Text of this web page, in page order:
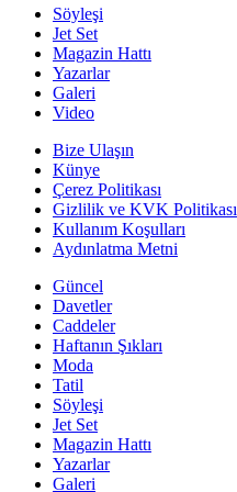
Söyleşi
Jet Set
Magazin Hattı
Yazarlar
Galeri
Video
Bize Ulaşın
Künye
Çerez Politikası
Gizlilik ve KVK Politikası
Kullanım Koşulları
Aydınlatma Metni
Güncel
Davetler
Caddeler
Haftanın Şıkları
Moda
Tatil
Söyleşi
Jet Set
Magazin Hattı
Yazarlar
Galeri